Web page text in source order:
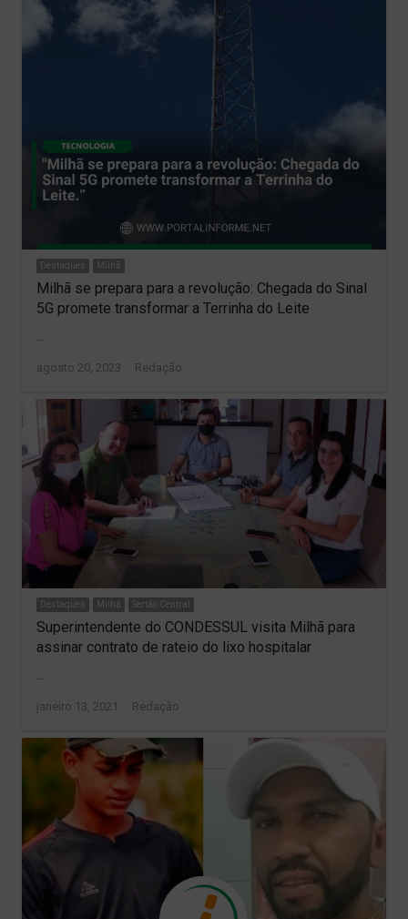
Destaques Milhã
Milhã se prepara para a revolução: Chegada do Sinal
5G promete transformar a Terrinha do Leite
…
agosto 20, 2023 Author
Redação
Destaques Milhã Sertão Central
Superintendente do CONDESSUL visita Milhã para
assinar contrato de rateio do lixo hospitalar
…
janeiro 13, 2021 Author
Redação